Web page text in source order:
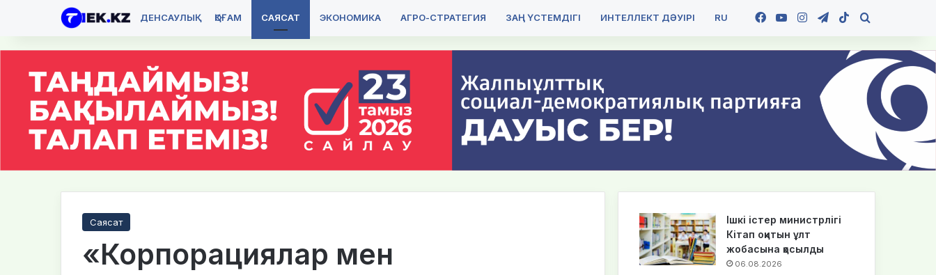
ДЕНСАУЛЫҚ ҚОҒАМ САЯСАТ ЭКОНОМИКА АГРО-СТРАТЕГИЯ ЗАҢ ҮСТЕМДІГІ ИНТЕЛЛЕКТ ДӘУІРІ RU Facebook
YouTubeInstagramTelegram
TikTok
Саясат
«Корпорациялар мен
Ішкі істер министрлігі
Кітап оқитын ұлт
жобасына қосылды
06.08.2026